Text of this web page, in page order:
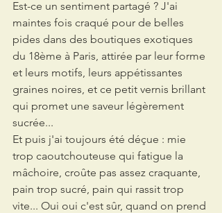
Est-ce un sentiment partagé ? J'ai
maintes fois craqué pour de belles
pides dans des boutiques exotiques
du 18ème à Paris, attirée par leur forme
et leurs motifs, leurs appétissantes
graines noires, et ce petit vernis brillant
qui promet une saveur légèrement
sucrée...
Et puis j'ai toujours été déçue : mie
trop caoutchouteuse qui fatigue la
mâchoire, croûte pas assez craquante,
pain trop sucré, pain qui rassit trop
vite... Oui oui c'est sûr, quand on prend